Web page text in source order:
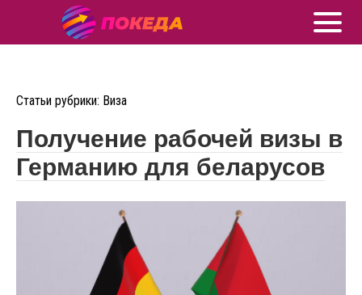
Статьи рубрики: Виза
Получение рабочей визы в
Германию для беларусов